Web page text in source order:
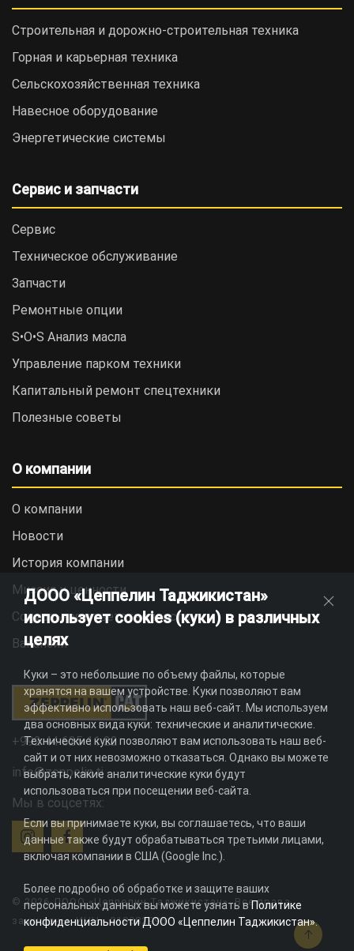
Строительная и дорожно-cтроительная техника
Горная и карьерная техника
Сельскохозяйственная техника
Навесное оборудование
Энергетические системы
Сервис и запчасти
Сервис
Техническое обслуживание
Запчасти
Ремонтные опции
S•O•S Анализ масла
Управление парком техники
Капитальный ремонт спецтехники
Полезные советы
О компании
О компании
Новости
История компании
Миссия и ценности
Социальная ответственность
Вакансии
+992 44 625 11 22
info@zeppelin.tj
Мы в соцсетях:
© 2026 ДООО «Цеппелин Таджикистан». Все права
защищены. ИНН - 010082996
ДООО «Цеппелин Таджикистан»
использует cookies (куки) в различных
целях
Куки – это небольшие по объему файлы, которые
хранятся на вашем устройстве. Куки позволяют вам
эффективно использовать наш веб-сайт. Мы используем
два основных вида куки: технические и аналитические.
Технические куки позволяют вам использовать наш веб-
сайт и от них невозможно отказаться. Однако вы можете
выбрать, какие аналитические куки будут
использоваться при посещении веб-сайта.
Если вы принимаете куки, вы соглашаетесь, что ваши
данные также будут обрабатываться третьими лицами,
включая компании в США (Google Inc.).
Более подробно об обработке и защите ваших
персональных данных вы можете узнать вПолитике
конфиденциальности ДООО «Цеппелин Таджикистан».